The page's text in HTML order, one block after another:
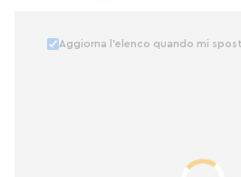
Aggiorna l'elenco quando mi